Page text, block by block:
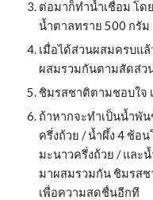
ต่อมาก็ทำน้ำเชื่อม โด
น้ำตาลทราย 500 กรัม
เมื่อได้ส่วนผสมครบแ
ผสมรวมกันตามสัดส่ว
ชิมรสชาติตามชอบใจ
ถ้าหากจะทำเป็นน้ำพั
ครึ่งถ้วย / น้ำผึ้ง 4 ช้อ
มะนาวครึ่งถ้วย / และ
มาผสมรวมกัน ชิมรสช
เพื่อความสดชื่นอีกที